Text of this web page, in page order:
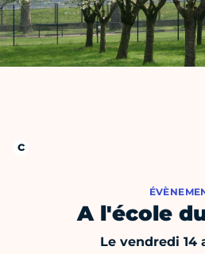
A l'école
Le vendredi 14